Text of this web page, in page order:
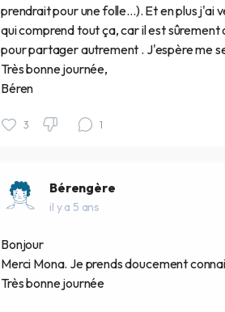
prendrait pour une folle...). Et en plus j'ai
qui comprend tout ça, car il est
pour partager autrement . J'espère me
Très bonne journée,
Béren
3 1
Bérengère
il y a 5 ans
Bonjour
Merci Mona. Je prends doucement
Très bonne journée